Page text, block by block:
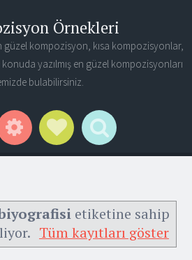
Örnekleri
güzel kompozisyon, kısa kompozisyonlar,
yazılmış en güzel kompozisyonları
bulabilirsiniz.
WidgetsSocial Links
Search
etiketine sahip
Tüm kayıtları göster